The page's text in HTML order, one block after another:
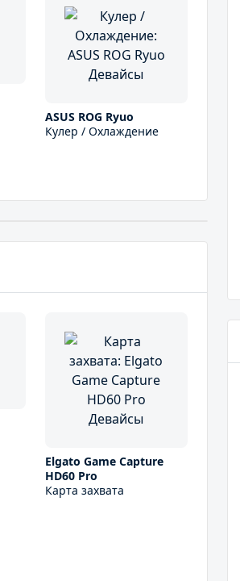
ASUS ROG Ryuo
Кулер / Охлаждение
Elgato Game Capture
HD60 Pro
Карта захвата